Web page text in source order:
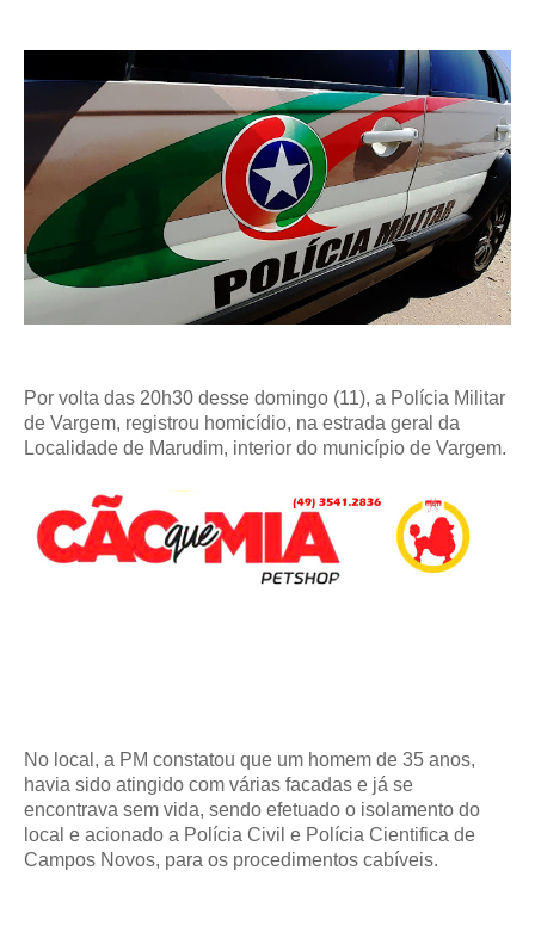
Por volta das 20h30 desse domingo (11), a Polícia Militar
de Vargem, registrou homicídio, na estrada geral da
Localidade de Marudim, interior do município de Vargem.
No local, a PM constatou que um homem de 35 anos,
havia sido atingido com várias facadas e já se
encontrava sem vida, sendo efetuado o isolamento do
local e acionado a Polícia Civil e Polícia Cientifica de
Campos Novos, para os procedimentos cabíveis.